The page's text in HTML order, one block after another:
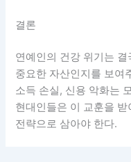
결론
연예인의 건강 위기는
중요한 자산인지를 보여
소득 손실, 신용 악화는
현대인들은 이 교훈을
전략으로 삼아야 한다.